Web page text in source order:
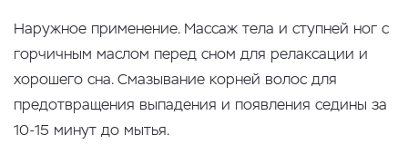
Наружное применение. Массаж тела и ступней ног с
горчичным маслом перед сном для релаксации и
хорошего сна. Смазывание корней волос для
предотвращения выпадения и появления седины за
10-15 минут до мытья.